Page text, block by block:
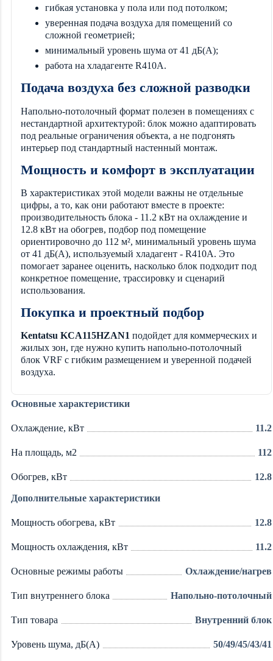
гибкая установка у пола или под потолком;
уверенная подача воздуха для помещений со
сложной геометрией;
минимальный уровень шума от 41 дБ(А);
работа на хладагенте R410A.
Подача воздуха без сложной разводки
Напольно-потолочный формат полезен в помещениях с
нестандартной архитектурой: блок можно адаптировать
под реальные ограничения объекта, а не подгонять
интерьер под стандартный настенный монтаж.
Мощность и комфорт в эксплуатации
В характеристиках этой модели важны не отдельные
цифры, а то, как они работают вместе в проекте:
производительность блока - 11.2 кВт на охлаждение и
12.8 кВт на обогрев, подбор под помещение
ориентировочно до 112 м², минимальный уровень шума
от 41 дБ(А), используемый хладагент - R410A. Это
помогает заранее оценить, насколько блок подходит под
конкретное помещение, трассировку и сценарий
использования.
Покупка и проектный подбор
Kentatsu KCA115HZAN1 подойдет для коммерческих и
жилых зон, где нужно купить напольно-потолочный
блок VRF с гибким размещением и уверенной подачей
воздуха.
Основные характеристики
Охлаждение, кВт 11.2
На площадь, м2 112
Обогрев, кВт 12.8
Дополнительные характеристики
Мощность обогрева, кВт 12.8
Мощность охлаждения, кВт 11.2
Основные режимы работы Охлаждение/нагрев
Тип внутреннего блока Напольно-потолочный
Тип товара Внутренний блок
Уровень шума, дБ(А) 50/49/45/43/41